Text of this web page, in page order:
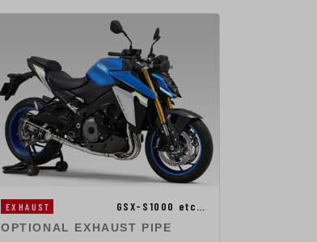
EXHAUST GSX-S1000 etc…
OPTIONAL EXHAUST PIPE